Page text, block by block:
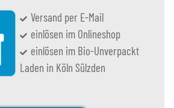
Versand per E-Mail
einlösen im Onlineshop
einlösen im Bio-Unverpackt
Laden in Köln Sülzden